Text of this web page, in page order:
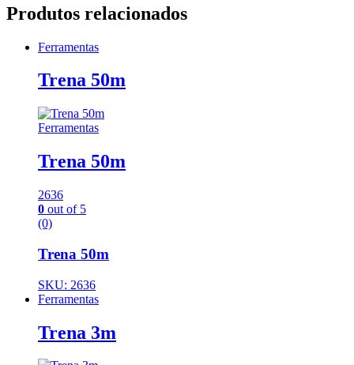
Produtos relacionados
Ferramentas
Trena 50m
Ferramentas
Trena 50m
2636
0 out of 5
(0)
Trena 50m
SKU: 2636
Ferramentas
Trena 3m